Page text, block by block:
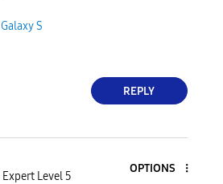
Galaxy S
REPLY
Expert Level 5
OPTIONS